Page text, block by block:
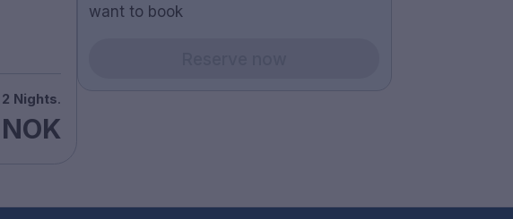
2 Nights.
want to book